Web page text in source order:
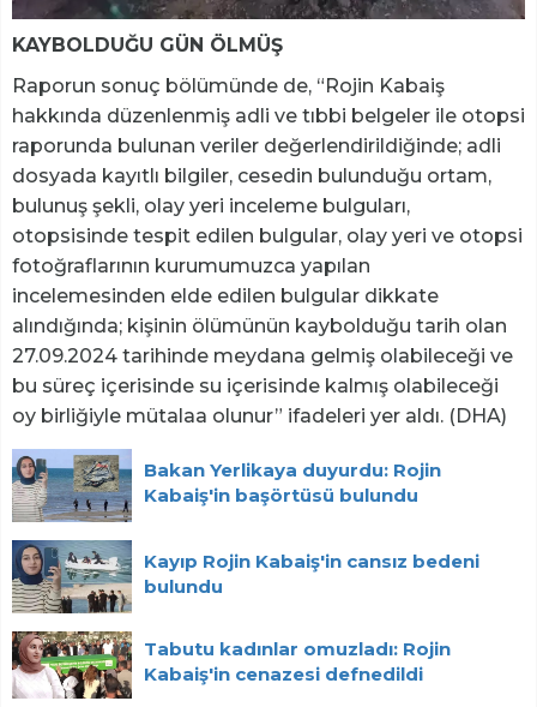
KAYBOLDUĞU GÜN ÖLMÜŞ
Raporun sonuç bölümünde de, “Rojin Kabaiş
hakkında düzenlenmiş adli ve tıbbi belgeler ile otopsi
raporunda bulunan veriler değerlendirildiğinde; adli
dosyada kayıtlı bilgiler, cesedin bulunduğu ortam,
bulunuş şekli, olay yeri inceleme bulguları,
otopsisinde tespit edilen bulgular, olay yeri ve otopsi
fotoğraflarının kurumumuzca yapılan
incelemesinden elde edilen bulgular dikkate
alındığında; kişinin ölümünün kaybolduğu tarih olan
27.09.2024 tarihinde meydana gelmiş olabileceği ve
bu süreç içerisinde su içerisinde kalmış olabileceği
oy birliğiyle mütalaa olunur” ifadeleri yer aldı. (DHA)
Bakan Yerlikaya duyurdu: Rojin
Kabaiş'in başörtüsü bulundu
Kayıp Rojin Kabaiş'in cansız bedeni
bulundu
Tabutu kadınlar omuzladı: Rojin
Kabaiş'in cenazesi defnedildi